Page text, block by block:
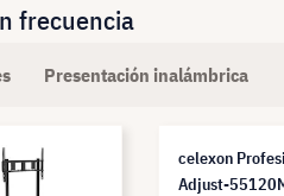
frecuencia
Presentación inalámbrica
celexon
Adjust-